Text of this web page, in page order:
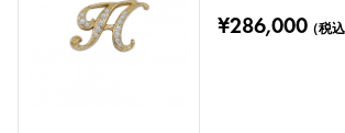
¥286,000（税込